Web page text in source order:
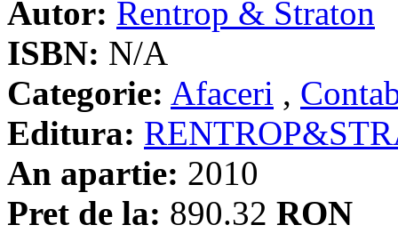
Autor: Rentrop & Straton
ISBN: N/A
Categorie: Afaceri ,
Editura:
An apartie: 2010
Pret de la: 890.32 RON